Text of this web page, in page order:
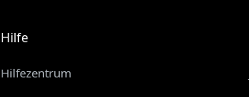
Hilfe
Hilfezentrum